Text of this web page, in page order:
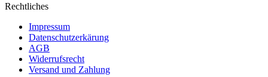
Rechtliches
Impressum
Datenschutzerkärung
AGB
Widerrufsrecht
Versand und Zahlung